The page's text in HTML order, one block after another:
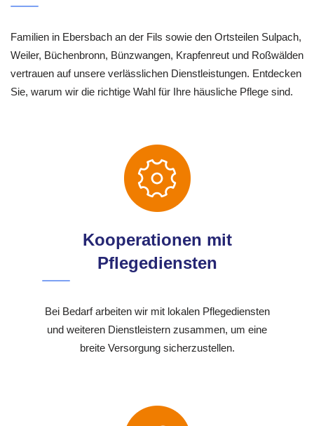
Familien in Ebersbach an der Fils sowie den Ortsteilen Sulpach,
Weiler, Büchenbronn, Bünzwangen, Krapfenreut und Roßwälden
vertrauen auf unsere verlässlichen Dienstleistungen. Entdecken
Sie, warum wir die richtige Wahl für Ihre häusliche Pflege sind.
Kooperationen mit
Pflegediensten
Bei Bedarf arbeiten wir mit lokalen Pflegediensten
und weiteren Dienstleistern zusammen, um eine
breite Versorgung sicherzustellen.